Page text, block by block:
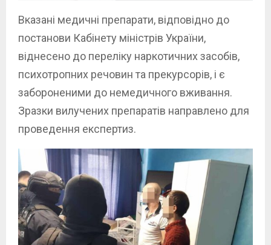
Вказані медичні препарати, відповідно до
постанови Кабінету міністрів України,
віднесено до переліку наркотичних засобів,
психотропних речовин та прекурсорів, і є
забороненими до немедичного вживання.
Зразки вилучених препаратів направлено для
проведення експертиз.